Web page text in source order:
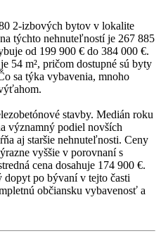
2-izbových bytov v lokalite
týchto nehnuteľností je 267 885
od 199 900 € do 384 000 €.
54 m², pričom dostupné sú byty
sa týka vybavenia, mnoho
stavby. Medián roku
významný podiel novších
aj staršie nehnuteľnosti. Ceny
vyššie v porovnaní s
cena dosahuje 174 900 €.
po bývaní v tejto časti
občiansku vybavenosť a